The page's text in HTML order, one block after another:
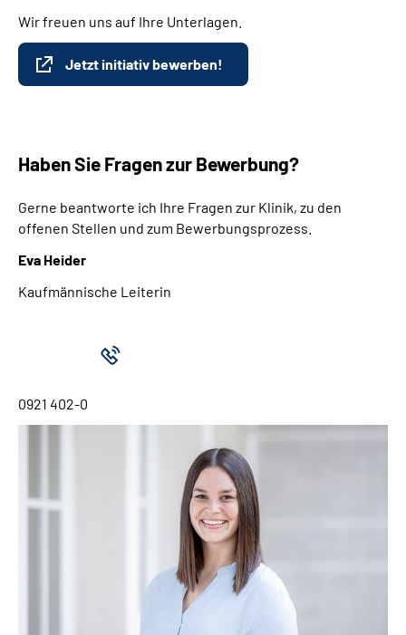
Wir freuen uns auf Ihre Unterlagen.
Jetzt initiativ bewerben!
Haben Sie Fragen zur Bewerbung?
Gerne beantworte ich Ihre Fragen zur Klinik, zu den
offenen Stellen und zum Bewerbungsprozess.
Eva Heider
Kaufmännische Leiterin
0921 402-0